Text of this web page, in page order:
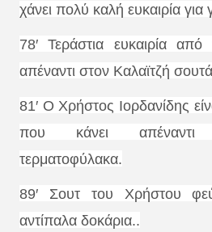
χάνει πολύ καλή ευκαιρία για
78′ Τεράστια ευκαιρία
απέναντι στον Καλαϊτζή
81′ Ο Χρήστος Ιορδανίδης
που κάνει απέναντι
τερματοφύλακα.
89′ Σουτ του Χρήστου
αντίπαλα δοκάρια..